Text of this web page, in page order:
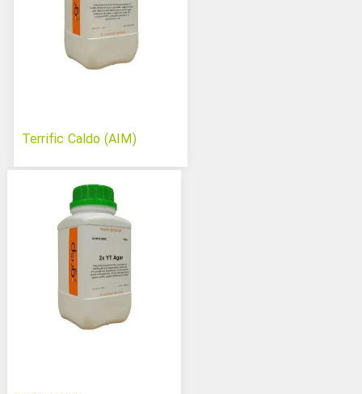
Terrific Caldo (AIM)